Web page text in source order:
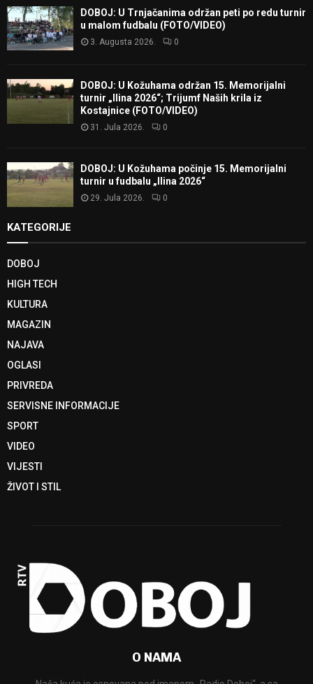
DOBOJ: U Trnjačanima održan peti po redu turnir
u malom fudbalu (FOTO/VIDEO)
3. Augusta 2026. 0
DOBOJ: U Kožuhama održan 15. Memorijalni
turnir „Ilina 2026“; Trijumf Naših krila iz
Kostajnice (FOTO/VIDEO)
31. Jula 2026. 0
DOBOJ: U Kožuhama počinje 15. Memorijalni
turnir u fudbalu „Ilina 2026“
29. Jula 2026. 0
KATEGORIJE
DOBOJ
HIGH TECH
KULTURA
MAGAZIN
NAJAVA
OGLASI
PRIVREDA
SERVISNE INFORMACIJE
SPORT
VIDEO
VIJESTI
ŽIVOT I STIL
O NAMA